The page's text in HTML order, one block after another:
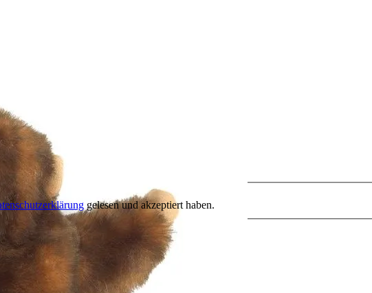
gelesen und akzeptiert haben.